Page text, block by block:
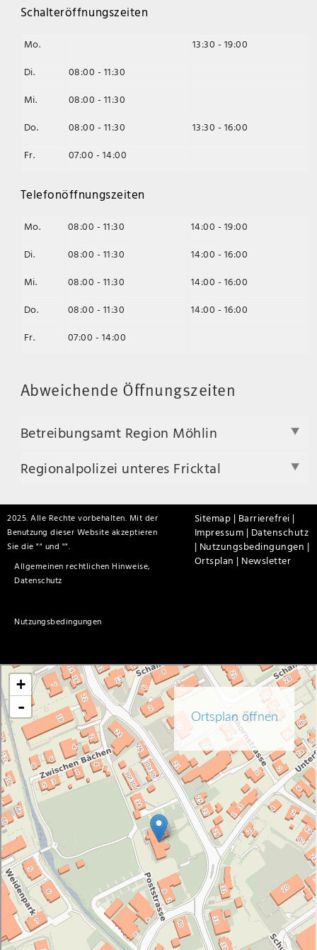
Schalteröffnungszeiten
Mo.
13:30 - 19:00
Di.
08:00 - 11:30
Mi.
08:00 - 11:30
Do.
08:00 - 11:30
13:30 - 16:00
Fr.
07:00 - 14:00
Telefonöffnungszeiten
Mo. 08:00 - 11:30
14:00 - 19:00
Di.
08:00 - 11:30
14:00 - 16:00
Mi.
08:00 - 11:30
14:00 - 16:00
Do.
08:00 - 11:30
14:00 - 16:00
Fr.
07:00 - 14:00
Abweichende Öffnungszeiten
Betreibungsamt Region Möhlin
Regionalpolizei unteres Fricktal
2025. Alle Rechte vorbehalten. Mit der
Benutzung dieser Website akzeptieren
Sie die "
Allgemeinen rechtlichen Hinweise,
Datenschutz
" und "
Nutzungsbedingungen
".
Sitemap | Barrierefrei |
Impressum | Datenschutz
| Nutzungsbedingungen |
Ortsplan | Newsletter